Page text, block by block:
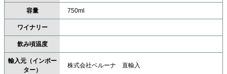
容量 750ml
ワイナリー
飲み頃温度
輸入元（インポー
ター）
株式会社ベルーナ 直輸入